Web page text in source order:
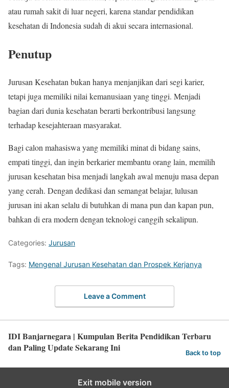
atau rumah sakit di luar negeri, karena standar pendidikan
kesehatan di Indonesia sudah di akui secara internasional.
Penutup
Jurusan Kesehatan bukan hanya menjanjikan dari segi karier,
tetapi juga memiliki nilai kemanusiaan yang tinggi. Menjadi
bagian dari dunia kesehatan berarti berkontribusi langsung
terhadap kesejahteraan masyarakat.
Bagi calon mahasiswa yang memiliki minat di bidang sains,
empati tinggi, dan ingin berkarier membantu orang lain, memilih
jurusan kesehatan bisa menjadi langkah awal menuju masa depan
yang cerah. Dengan dedikasi dan semangat belajar, lulusan
jurusan ini akan selalu di butuhkan di mana pun dan kapan pun,
bahkan di era modern dengan teknologi canggih sekalipun.
Categories: Jurusan
Tags: Mengenal Jurusan Kesehatan dan Prospek Kerjanya
Leave a Comment
IDI Banjarnegara | Kumpulan Berita Pendidikan Terbaru
dan Paling Update Sekarang Ini
Back to top
Exit mobile version